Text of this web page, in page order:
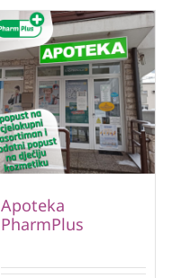
Apoteka
PharmPlus